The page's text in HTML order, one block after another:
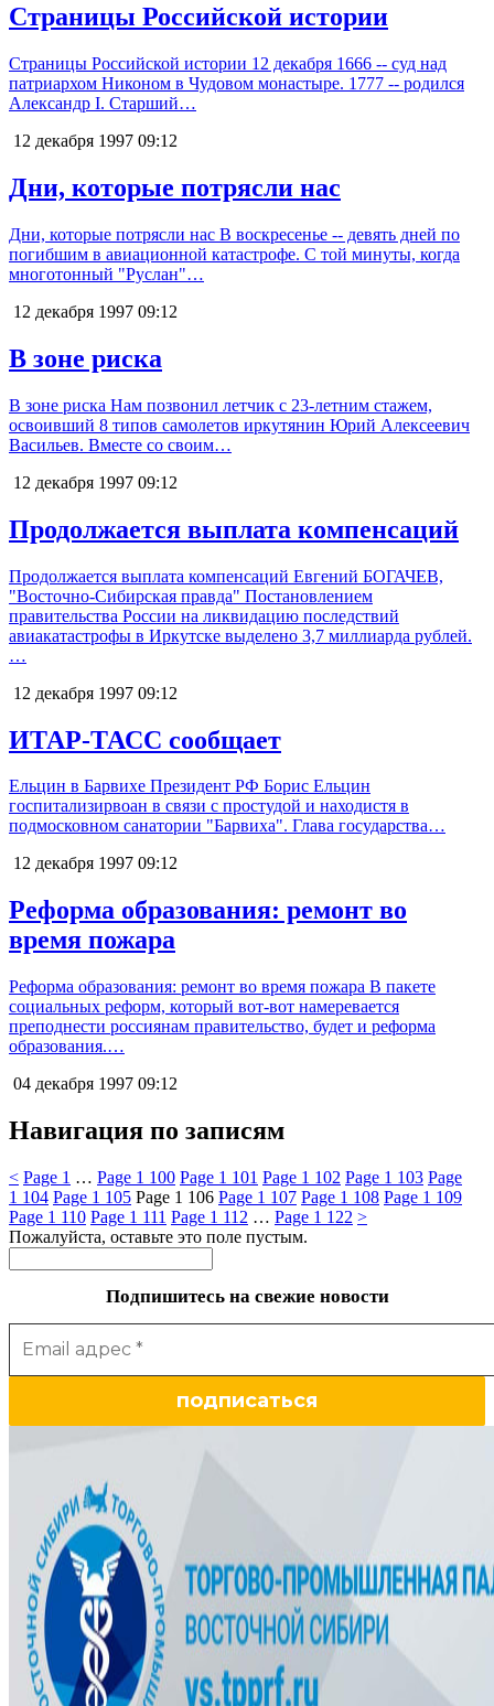
Страницы Российской истории
Страницы Российской истории 12 декабря 1666 -- суд над
патриархом Никоном в Чудовом монастыре. 1777 -- родился
Александр I. Старший…
12 декабря 1997 09:12
Дни, которые потрясли нас
Дни, которые потрясли нас В воскресенье -- девять дней по
погибшим в авиационной катастрофе. С той минуты, когда
многотонный "Руслан"…
12 декабря 1997 09:12
В зоне риска
В зоне риска Нам позвонил летчик с 23-летним стажем,
освоивший 8 типов самолетов иркутянин Юрий Алексеевич
Васильев. Вместе со своим…
12 декабря 1997 09:12
Продолжается выплата компенсаций
Продолжается выплата компенсаций Евгений БОГАЧЕВ,
"Восточно-Сибирская правда" Постановлением
правительства России на ликвидацию последствий
авиакатастрофы в Иркутске выделено 3,7 миллиарда рублей.
…
12 декабря 1997 09:12
ИТАР-ТАСС сообщает
Ельцин в Барвихе Президент РФ Борис Ельцин
госпитализирвоан в связи с простудой и находистя в
подмосковном санатории "Барвиха". Глава государства…
12 декабря 1997 09:12
Реформа образования: ремонт во
время пожара
Реформа образования: ремонт во время пожара В пакете
социальных реформ, который вот-вот намеревается
преподнести россиянам правительство, будет и реформа
образования.…
04 декабря 1997 09:12
Навигация по записям
< Page 1 … Page 1 100 Page 1 101 Page 1 102 Page 1 103 Page
1 104 Page 1 105 Page 1 106 Page 1 107 Page 1 108 Page 1 109
Page 1 110 Page 1 111 Page 1 112 … Page 1 122 >
Пожалуйста, оставьте это поле пустым.
Подпишитесь на свежие новости